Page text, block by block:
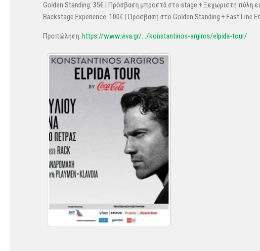
Golden Standing: 35€ | Πρόσβαση μπροστά στο stage + Ξεχωριστή πύλη
Backstage Experience: 100€ | Προσβαση στο Golden Standing + Fast Line
Προπώληση: https://www.viva.gr/…/konstantinos-argiros/elpida-tour/